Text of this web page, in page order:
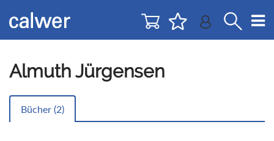
zur
Navigation
zum
Inhalt
Almuth Jürgensen
Bücher (2)